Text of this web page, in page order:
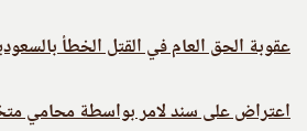
عقوبة الحق العام في القتل الخطأ بالسعودية
اعتراض على سند لامر بواسطة محامي